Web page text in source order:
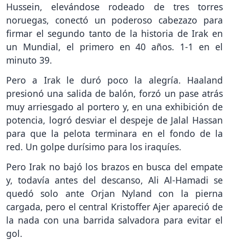
Hussein, elevándose rodeado de tres torres
noruegas, conectó un poderoso cabezazo para
firmar el segundo tanto de la historia de Irak en
un Mundial, el primero en 40 años. 1-1 en el
minuto 39.
Pero a Irak le duró poco la alegría. Haaland
presionó una salida de balón, forzó un pase atrás
muy arriesgado al portero y, en una exhibición de
potencia, logró desviar el despeje de Jalal Hassan
para que la pelota terminara en el fondo de la
red. Un golpe durísimo para los iraquíes.
Pero Irak no bajó los brazos en busca del empate
y, todavía antes del descanso, Ali Al-Hamadi se
quedó solo ante Orjan Nyland con la pierna
cargada, pero el central Kristoffer Ajer apareció de
la nada con una barrida salvadora para evitar el
gol.